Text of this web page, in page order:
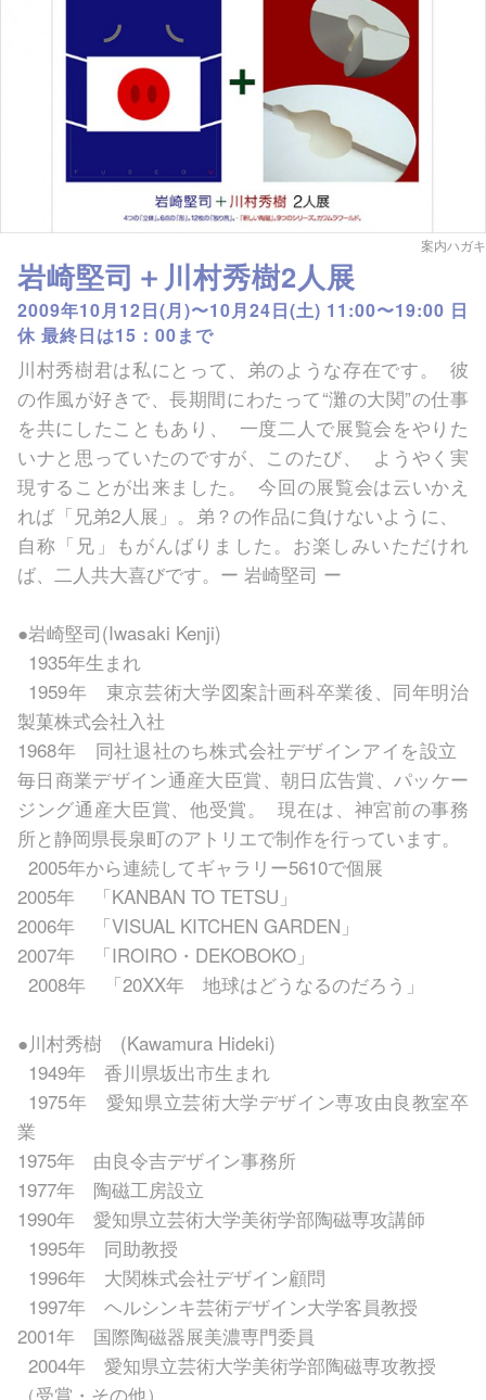
案内ハガキ
岩崎堅司＋川村秀樹2人展
2009年10月12日(月)〜10月24日(土) 11:00〜19:00 日
休 最終日は15：00まで
川村秀樹君は私にとって、弟のような存在です。 彼
の作風が好きで、長期間にわたって“灘の大関”の仕事
を共にしたこともあり、 一度二人で展覧会をやりた
いナと思っていたのですが、このたび、 ようやく実
現することが出来ました。 今回の展覧会は云いかえ
れば「兄弟2人展」。弟？の作品に負けないように、
自称「兄」もがんばりました。お楽しみいただけれ
ば、二人共大喜びです。ー 岩崎堅司 ー
●岩崎堅司(Iwasaki Kenji)
1935年生まれ
1959年 東京芸術大学図案計画科卒業後、同年明治
製菓株式会社入社
1968年 同社退社のち株式会社デザインアイを設立
毎日商業デザイン通産大臣賞、朝日広告賞、パッケー
ジング通産大臣賞、他受賞。 現在は、神宮前の事務
所と静岡県長泉町のアトリエで制作を行っています。
2005年から連続してギャラリー5610で個展
2005年 「KANBAN TO TETSU」
2006年 「VISUAL KITCHEN GARDEN」
2007年 「IROIRO・DEKOBOKO」
2008年 「20XX年 地球はどうなるのだろう」
●川村秀樹 (Kawamura Hideki)
1949年 香川県坂出市生まれ
1975年 愛知県立芸術大学デザイン専攻由良教室卒
業
1975年 由良令吉デザイン事務所
1977年 陶磁工房設立
1990年 愛知県立芸術大学美術学部陶磁専攻講師
1995年 同助教授
1996年 大関株式会社デザイン顧問
1997年 ヘルシンキ芸術デザイン大学客員教授
2001年 国際陶磁器展美濃専門委員
2004年 愛知県立芸術大学美術学部陶磁専攻教授
（受賞・その他）